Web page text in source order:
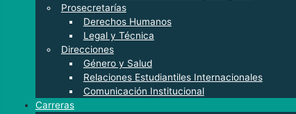
Prosecretarías
Derechos Humanos
Legal y Técnica
Direcciones
Género y Salud
Relaciones Estudiantiles Internacionales
Comunicación Institucional
Carreras